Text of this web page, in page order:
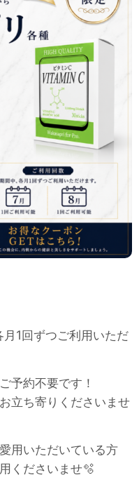
1回ずつご利用いただ
予約不要です！
立ち寄りくださいませ
用いただいている方
くださいませ🫧